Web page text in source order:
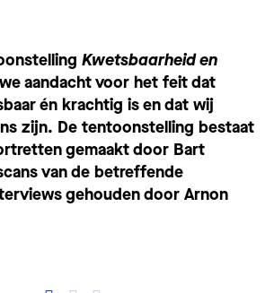
Kwetsbaarheid en
aandacht voor het feit dat
én krachtig is en dat wij
zijn. De tentoonstelling bestaat
gemaakt door Bart
van de betreffende
gehouden door Arnon